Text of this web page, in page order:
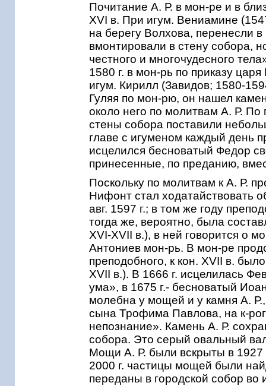
Почитание А. Р. в мон-ре и в
XVI в. При игум. Вениамине
на берегу Волхова, перенесли
вмонтировали в стену собора,
честного и многочудесного
1580 г. в мон-рь по приказу
игум. Кирилл (Завидов; 1580-
Гуляя по мон-рю, он нашел
около него по молитвам А. Р.
стены собора поставили
главе с игуменом каждый день
исцелился бесноватый Федор
принесенные, по преданию,
Поскольку по молитвам к А. Р.
Нифонт стал ходатайствовать
авг. 1597 г.; в том же году
тогда же, вероятно, была
XVI-XVII в.), в ней говорится о
Антониев мон-рь. В мон-ре
преподобного, к кон. XVII в.
XVII в.). В 1666 г. исцелилась
ума», в 1675 г.- бесноватый
молебна у мощей и у камня А.
сына Трофима Павлова, на к-
непознание». Камень А. Р.
собора. Это серый овальный
Мощи А. Р. были вскрыты в 1927
2000 г. частицы мощей были
переданы в городской собор во